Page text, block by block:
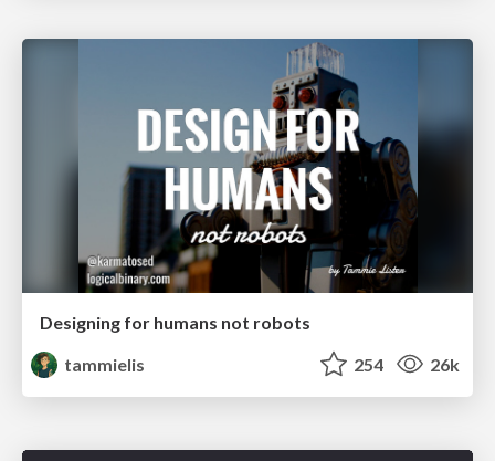
Designing for humans not robots
tammielis
254 26k